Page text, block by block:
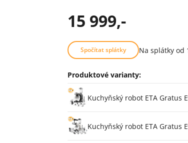
15 999,-
Spočítat splátky Na splátky od
Produktové varianty:
Varianty
Kuchyňský robot ETA Gratus
Kuchyňský robot ETA Gratus